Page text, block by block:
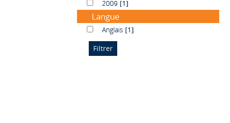
20092009 [1]
Langue
AnglaisAnglais [1]